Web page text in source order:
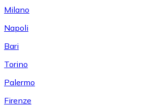
Milano
Napoli
Bari
Torino
Palermo
Firenze